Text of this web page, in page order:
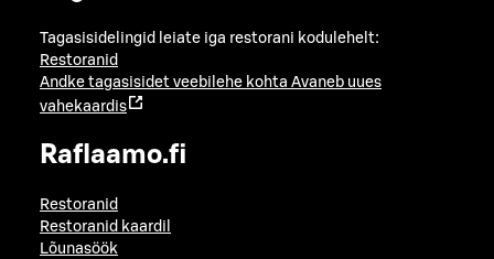
Tagasisidelingid leiate iga restorani kodulehelt:
Restoranid
Andke tagasisidet veebilehe kohta Avaneb uues
vahekaardis
Raflaamo.fi
Restoranid
Restoranid kaardil
Lõunasöök